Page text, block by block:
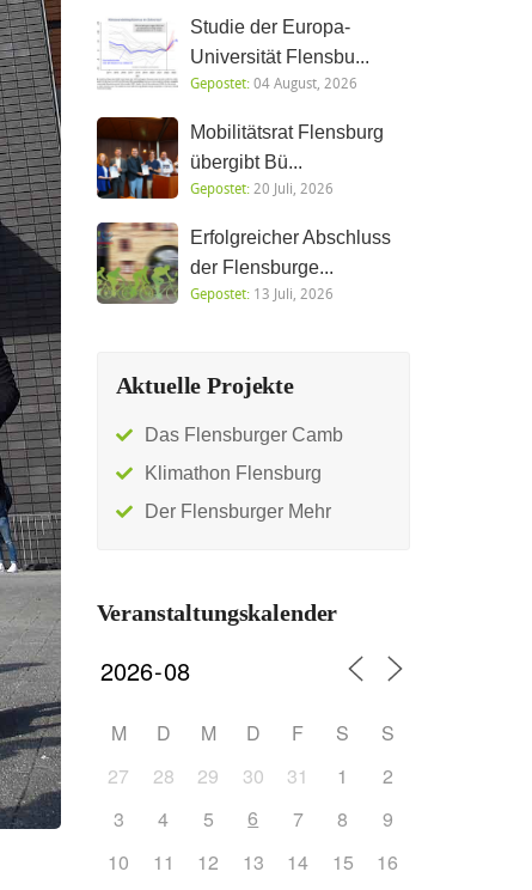
Studie der Europa-
Universität Flensbu...
Gepostet:04 August, 2026
Mobilitätsrat Flensburg
übergibt Bü...
Gepostet:20 Juli, 2026
Erfolgreicher Abschluss
der Flensburge...
Gepostet:13 Juli, 2026
Aktuelle Projekte
Das Flensburger Camb
Klimathon Flensburg
Der Flensburger Mehr
Veranstaltungskalender
M D M D F S
S
27
28 29 30 31 1
2
3
4 5 6 7 8
9
10
11 12 13 14 15
16